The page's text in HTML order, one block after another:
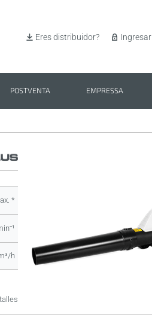
Ingresar
Eres distribuidor?
POSTVENTA EMPRESSA
*
h